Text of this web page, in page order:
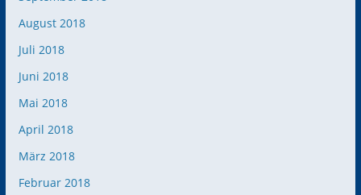
August 2018
Juli 2018
Juni 2018
Mai 2018
April 2018
März 2018
Februar 2018